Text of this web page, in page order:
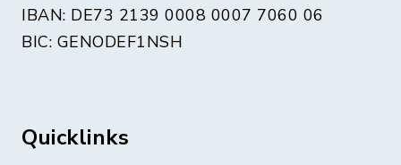
IBAN: DE73 2139 0008 0007 7060 06
BIC: GENODEF1NSH
Quicklinks